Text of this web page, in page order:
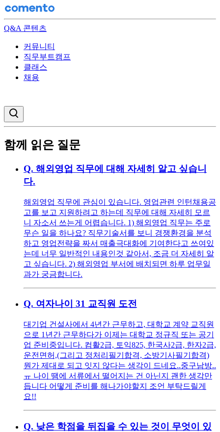
Q&A 콘텐츠
커뮤니티
직무부트캠프
클래스
채용
함께 읽은 질문
Q. 해외영업 직무에 대해 자세히 알고 싶습니
다.
해외영업 직무에 관심이 있습니다. 영업관련 인턴채용공
고를 보고 지원하려고 하는데 직무에 대해 자세히 모르
니 자소서 쓰는게 어렵습니다. 1) 해외영업 직무는 주로
무슨 일을 하나요? 직무기술서를 보니 경쟁환경을 분석
하고 영업전략을 짜서 매출극대화에 기여한다고 쓰여있
는데 너무 일반적인 내용인것 같아서, 조금 더 자세히 알
고 싶습니다. 2) 해외영업 부서에 배치되면 하루 업무일
과가 궁금합니다.
Q. 여자나이 31 교직원 도전
대기업 건설사에서 4년간 근무하고, 대학교 계약 교직원
으로 1년간 근무하다가 이제는 대학교 정규직 또는 공기
업 준비중입니다. 컴활2급, 토익825, 한국사2급, 한자2급,
운전면허,(그리고 정처리필기합격, 소방기사필기합격)
뭔가 제대로 되고 잇지 않다는 생각이 드네요..중구남방..
ㅠ 나이 땜에 서류에서 떨어지는 건 아닌지 괜한 생각만
듭니다 어떻게 준비를 해나가야할지 조언 부탁드릴게
요!!
Q. 낮은 학점을 뒤집을 수 있는 것이 무엇이 있